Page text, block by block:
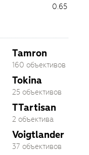
0.65
Tamron
160 объективов
Tokina
25 объективов
TTartisan
2 объектива
Voigtlander
37 объективов